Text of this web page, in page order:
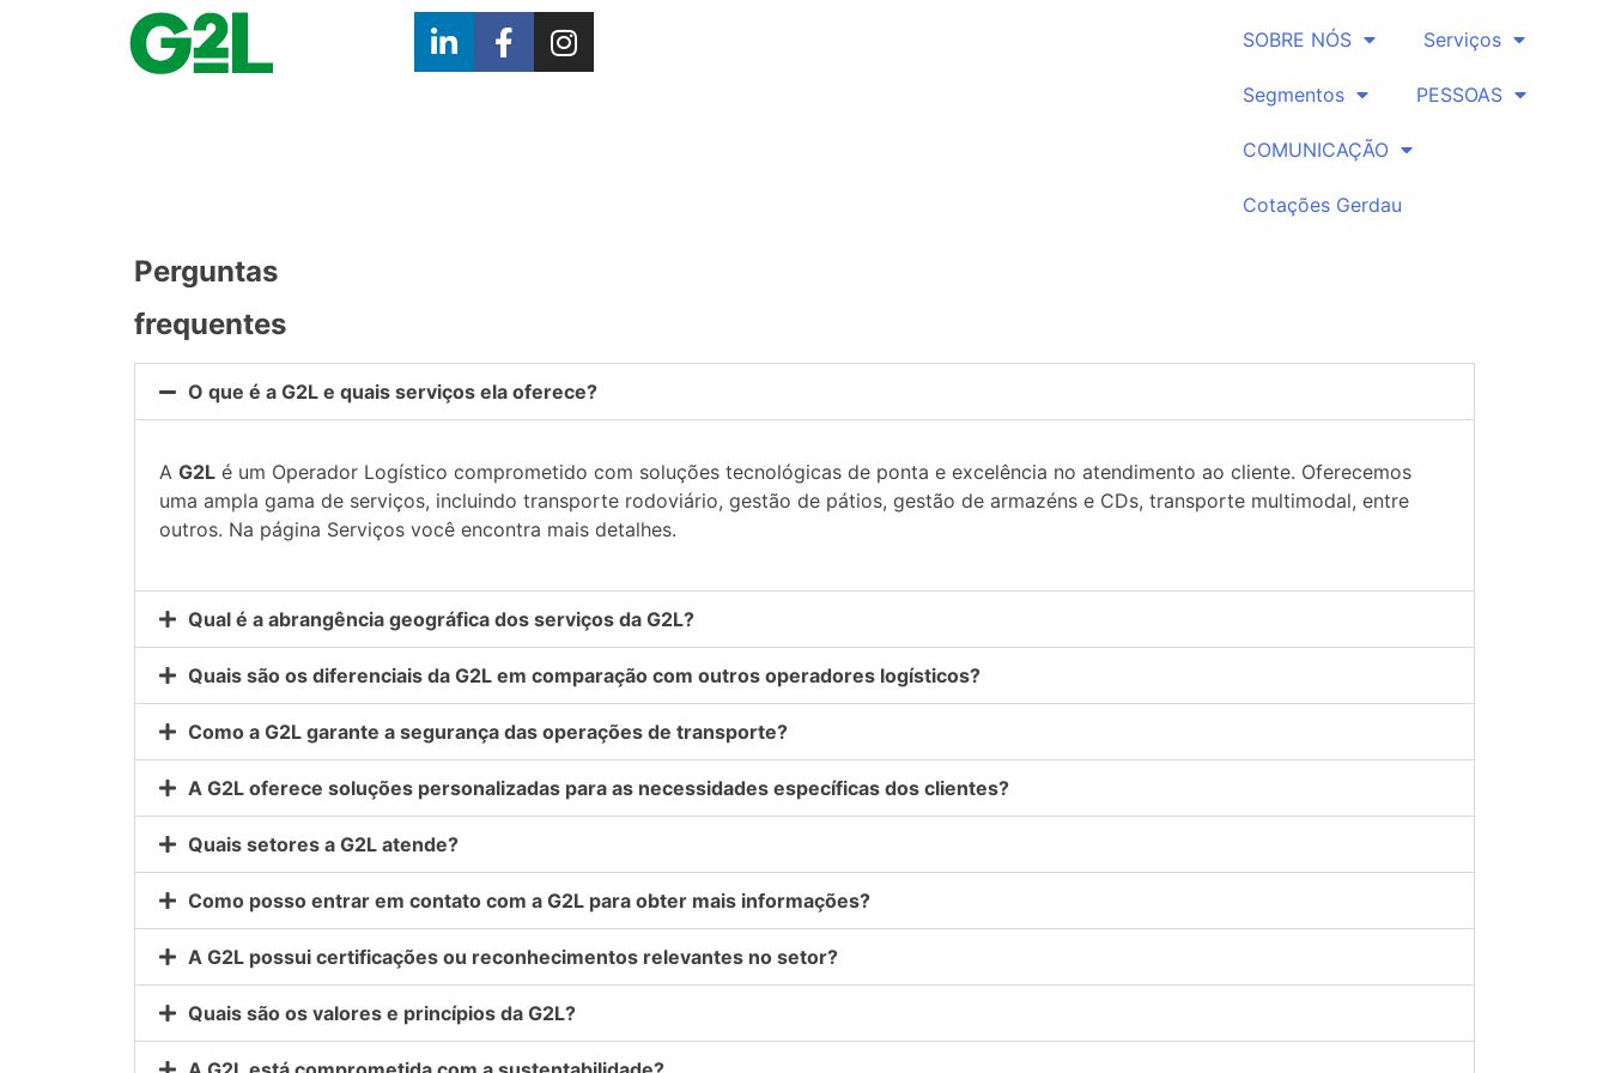
SOBRE NÓS Serviços
Segmentos PESSOAS
COMUNICAÇÃO
Cotações Gerdau
Perguntas
frequentes
O que é a G2L e quais serviços ela oferece?
A G2L é um Operador Logístico comprometido com soluções tecnológicas de ponta e excelência no atendimento ao cliente. Oferecemos
uma ampla gama de serviços, incluindo transporte rodoviário, gestão de pátios, gestão de armazéns e CDs, transporte multimodal, entre
outros. Na página Serviços você encontra mais detalhes.
Qual é a abrangência geográfica dos serviços da G2L?
Quais são os diferenciais da G2L em comparação com outros operadores logísticos?
Como a G2L garante a segurança das operações de transporte?
A G2L oferece soluções personalizadas para as necessidades específicas dos clientes?
Quais setores a G2L atende?
Como posso entrar em contato com a G2L para obter mais informações?
A G2L possui certificações ou reconhecimentos relevantes no setor?
Quais são os valores e princípios da G2L?